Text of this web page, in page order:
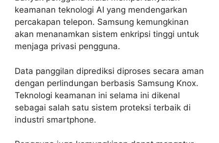
keamanan teknologi AI yang mendengarkan
percakapan telepon. Samsung kemungkinan
akan menanamkan sistem enkripsi tinggi untuk
menjaga privasi pengguna.
Data panggilan diprediksi diproses secara aman
dengan perlindungan berbasis Samsung Knox.
Teknologi keamanan ini selama ini dikenal
sebagai salah satu sistem proteksi terbaik di
industri smartphone.